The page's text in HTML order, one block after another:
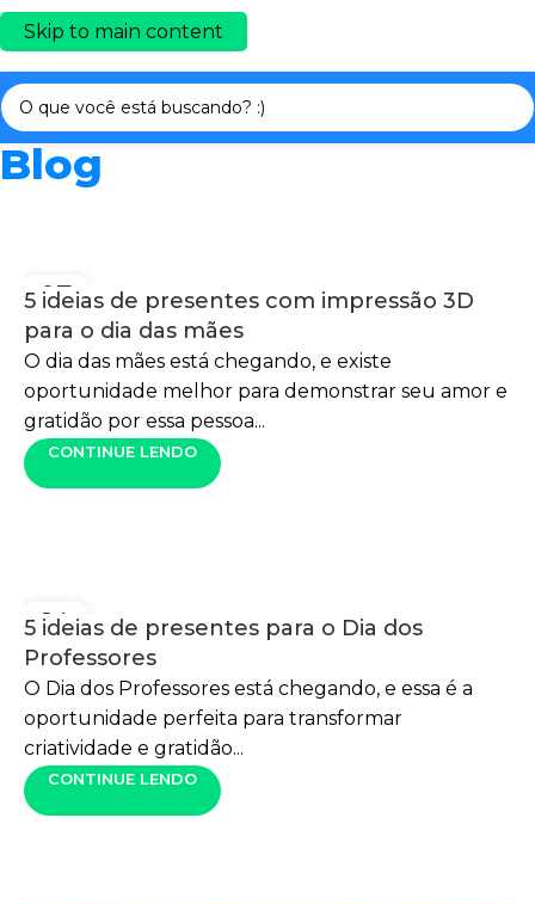
Skip to main content
Blog
07
5 ideias de presentes com impressão 3D
para o dia das mães
O dia das mães está chegando, e existe
oportunidade melhor para demonstrar seu amor e
gratidão por essa pessoa...
CONTINUE LENDO
14
5 ideias de presentes para o Dia dos
Professores
O Dia dos Professores está chegando, e essa é a
oportunidade perfeita para transformar
criatividade e gratidão...
CONTINUE LENDO